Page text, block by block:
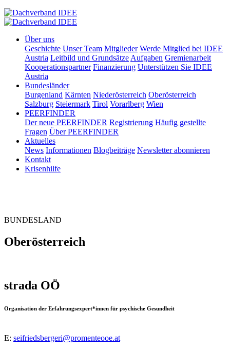
Über uns
Geschichte Unser Team Mitglieder Werde Mitglied bei IDEE
Austria Leitbild und Grundsätze Aufgaben Gremienarbeit
Kooperationspartner Finanzierung Unterstützen Sie IDEE
Austria
Bundesländer
Burgenland Kärnten Niederösterreich Oberösterreich
Salzburg Steiermark Tirol Vorarlberg Wien
PEERFINDER
Der neue PEERFINDER Registrierung Häufig gestellte
Fragen Über PEERFINDER
Aktuelles
News Informationen Blogbeiträge Newsletter abonnieren
Kontakt
Krisenhilfe
BUNDESLAND
Oberösterreich
strada OÖ
Organisation der Erfahrungsexpert*innen für psychische Gesundheit
E: seifriedsbergeri@promenteooe.at